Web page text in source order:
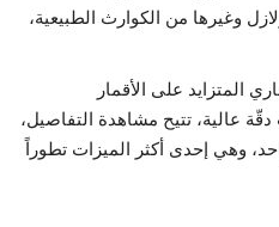
وغيرها من الكوارث الطبيعية،
المتزايد على الأقمار
عالية، تتيح مشاهدة التفاصيل،
وهي إحدى أكثر الميزات تطوراً